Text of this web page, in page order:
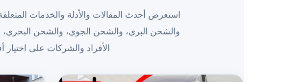
استعرض أحدث المقالات والأدلة والخدمات
والشحن البري، والشحن الجوي، والشحن
الأفراد والشركات على